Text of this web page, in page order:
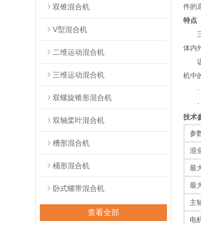
双锥混合机
V型混合机
二维运动混合机
三维运动混合机
双螺旋锥形混合机
双轴桨叶混合机
槽形混合机
桶形混合机
卧式螺带混合机
查看全部
件的
特点
三
体内
该
机中
·
·
技术
参
混
最
最
主
电